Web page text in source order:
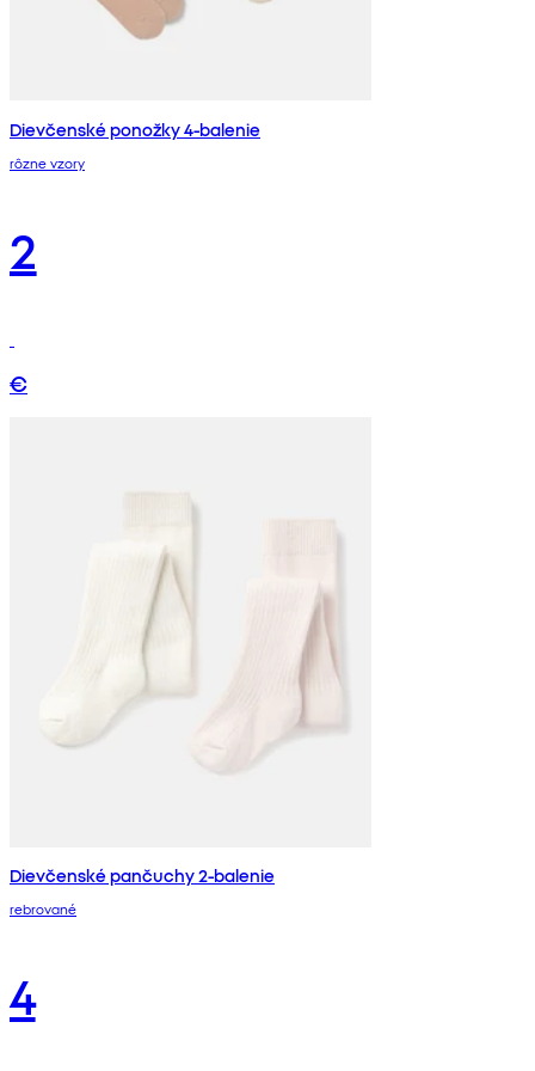
Dievčenské ponožky 4-balenie
rôzne vzory
2
€
Dievčenské pančuchy 2-balenie
rebrované
4